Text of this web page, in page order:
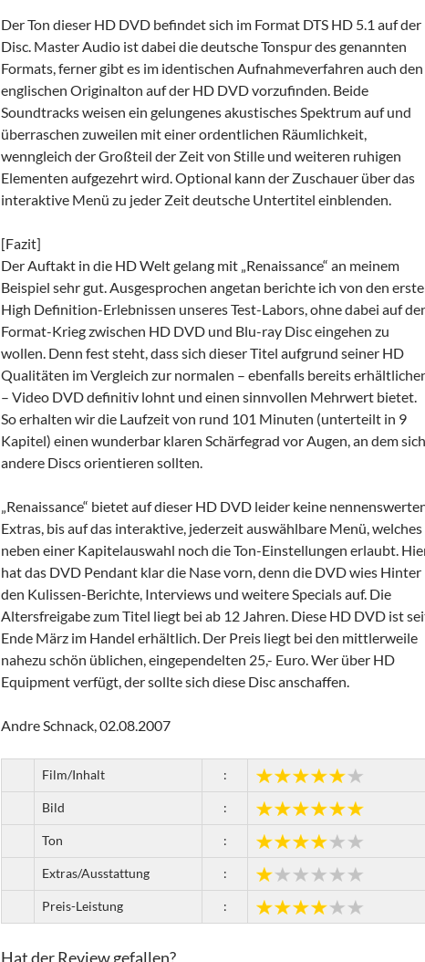
Der Ton dieser HD DVD befindet sich im Format DTS HD 5.1 auf der
Disc. Master Audio ist dabei die deutsche Tonspur des genannten
Formats, ferner gibt es im identischen Aufnahmeverfahren auch den
englischen Originalton auf der HD DVD vorzufinden. Beide
Soundtracks weisen ein gelungenes akustisches Spektrum auf und
überraschen zuweilen mit einer ordentlichen Räumlichkeit,
wenngleich der Großteil der Zeit von Stille und weiteren ruhigen
Elementen aufgezehrt wird. Optional kann der Zuschauer über das
interaktive Menü zu jeder Zeit deutsche Untertitel einblenden.
[Fazit]
Der Auftakt in die HD Welt gelang mit „Renaissance“ an meinem
Beispiel sehr gut. Ausgesprochen angetan berichte ich von den
High Definition-Erlebnissen unseres Test-Labors, ohne dabei auf
Format-Krieg zwischen HD DVD und Blu-ray Disc eingehen zu
wollen. Denn fest steht, dass sich dieser Titel aufgrund seiner HD
Qualitäten im Vergleich zur normalen – ebenfalls bereits
– Video DVD definitiv lohnt und einen sinnvollen Mehrwert bietet.
So erhalten wir die Laufzeit von rund 101 Minuten (unterteilt in 9
Kapitel) einen wunderbar klaren Schärfegrad vor Augen, an dem sich
andere Discs orientieren sollten.
„Renaissance“ bietet auf dieser HD DVD leider keine
Extras, bis auf das interaktive, jederzeit auswählbare Menü, welches
neben einer Kapitelauswahl noch die Ton-Einstellungen erlaubt.
hat das DVD Pendant klar die Nase vorn, denn die DVD wies Hinter
den Kulissen-Berichte, Interviews und weitere Specials auf. Die
Altersfreigabe zum Titel liegt bei ab 12 Jahren. Diese HD DVD ist
Ende März im Handel erhältlich. Der Preis liegt bei den mittlerweile
nahezu schön üblichen, eingependelten 25,- Euro. Wer über HD
Equipment verfügt, der sollte sich diese Disc anschaffen.
Andre Schnack, 02.08.2007
Film/Inhalt :
Bild :
Ton :
Extras/Ausstattung :
Preis-Leistung :
Hat der Review gefallen?